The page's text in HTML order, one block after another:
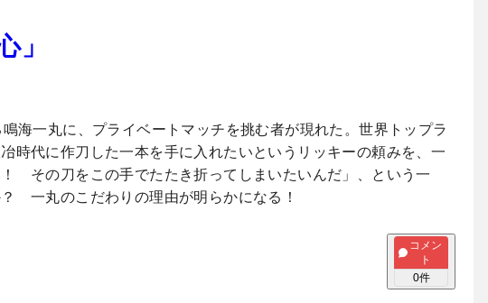
」
海一丸に、プライベートマッチを挑む者が現れた。世界トップラ
時代に作刀した一本を手に入れたいというリッキーの頼みを、一
その刀をこの手でたたき折ってしまいたいんだ」、という一
一丸のこだわりの理由が明らかになる！
コメン
ト
0件